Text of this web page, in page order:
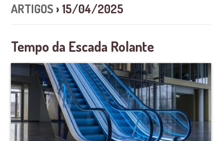
ARTIGOS › 15/04/2025
Tempo da Escada Rolante